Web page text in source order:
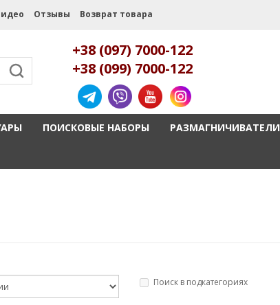
Отзывы Возврат товара
+38 (097) 7000-122
+38 (099) 7000-122
ПОИСКОВЫЕ НАБОРЫ РАЗМАГНИЧИВАТЕЛИ
Поиск в подкатегориях